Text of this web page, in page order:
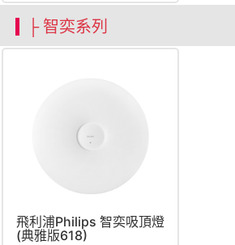
├ 智奕系列
飛利浦Philips 智奕吸頂燈
(典雅版618)